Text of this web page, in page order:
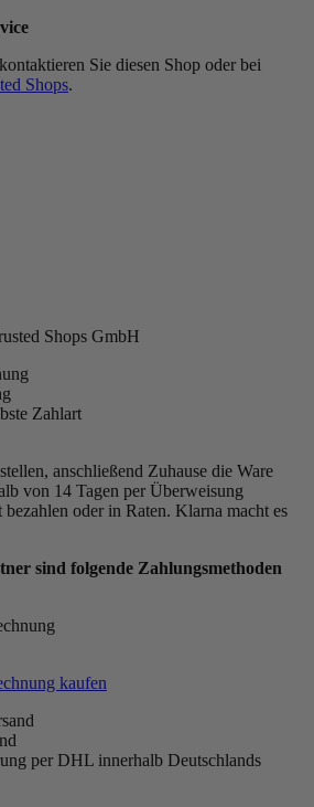
Sie diesen Shop oder bei
Shops.
Shops GmbH
Zahlart
anschließend Zuhause die Ware
von 14 Tagen per Überweisung
oder in Raten. Klarna macht es
sind folgende Zahlungsmethoden
kaufen
per DHL innerhalb Deutschlands